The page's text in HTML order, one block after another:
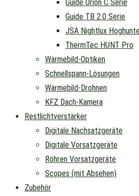
Guide Orion C Serie
Guide TB 2.0 Serie
JSA Nightlux
ThermTec HUNT Pro
Wärmebild-Optiken
Schnellspann-Lösungen
Wärmebild-Drohnen
KFZ Dach-Kamera
Restlichtverstärker
Digitale Nachsatzgeräte
Digitale Vorsatzgeräte
Röhren Vorsatzgeräte
Scopes (mit Absehen)
Zubehör